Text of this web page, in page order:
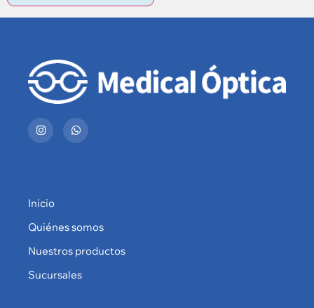
Inicio
Quiénes somos
Nuestros productos
Sucursales